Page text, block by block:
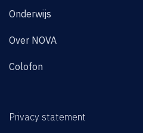
Onderwijs
Over NOVA
Colofon
Privacy statement